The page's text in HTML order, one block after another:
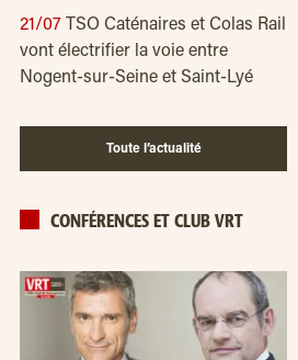
21/07
TSO Caténaires et Colas Rail
vont électrifier la voie entre
Nogent-sur-Seine et Saint-Lyé
Toute l’actualité
CONFÉRENCES ET CLUB VRT